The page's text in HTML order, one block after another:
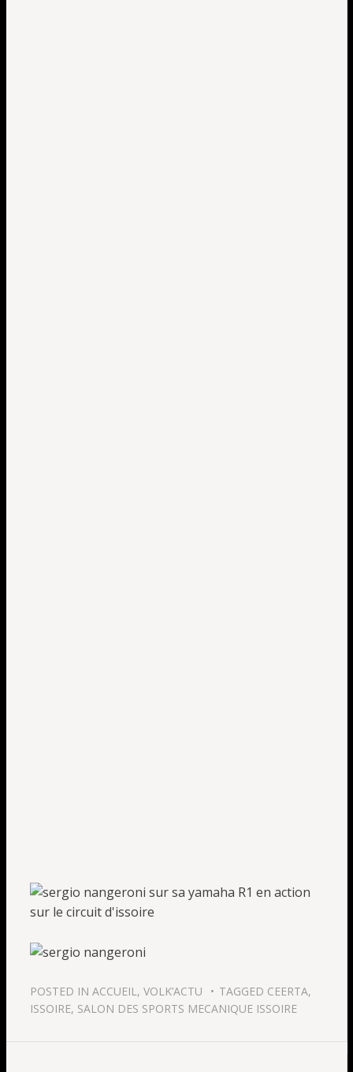
POSTED IN ACCUEIL, VOLK’ACTU TAGGED CEERTA,
ISSOIRE, SALON DES SPORTS MECANIQUE ISSOIRE